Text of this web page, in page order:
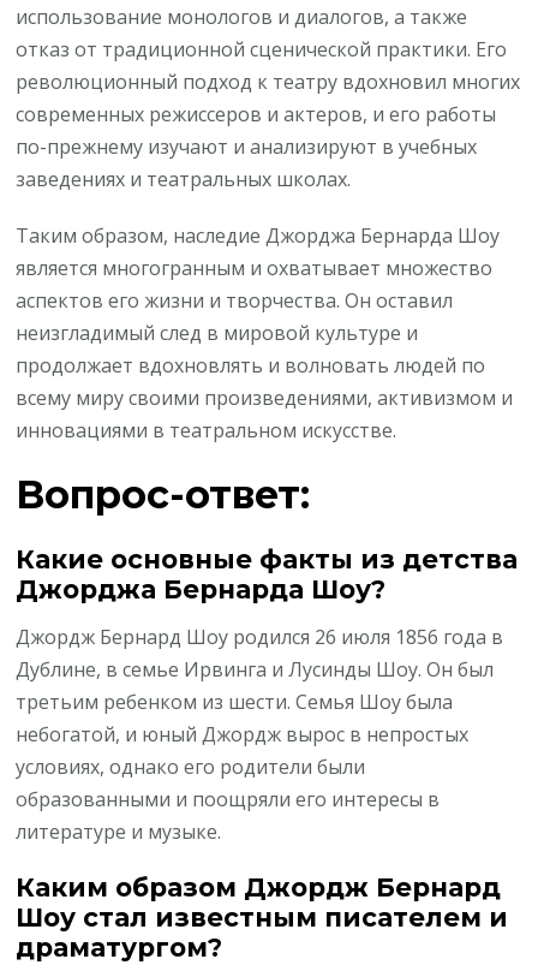
использование монологов и диалогов, а также
отказ от традиционной сценической практики. Его
революционный подход к театру вдохновил многих
современных режиссеров и актеров, и его работы
по-прежнему изучают и анализируют в учебных
заведениях и театральных школах.
Таким образом, наследие Джорджа Бернарда Шоу
является многогранным и охватывает множество
аспектов его жизни и творчества. Он оставил
неизгладимый след в мировой культуре и
продолжает вдохновлять и волновать людей по
всему миру своими произведениями, активизмом и
инновациями в театральном искусстве.
Вопрос-ответ:
Какие основные факты из детства
Джорджа Бернарда Шоу?
Джордж Бернард Шоу родился 26 июля 1856 года в
Дублине, в семье Ирвинга и Лусинды Шоу. Он был
третьим ребенком из шести. Семья Шоу была
небогатой, и юный Джордж вырос в непростых
условиях, однако его родители были
образованными и поощряли его интересы в
литературе и музыке.
Каким образом Джордж Бернард
Шоу стал известным писателем и
драматургом?